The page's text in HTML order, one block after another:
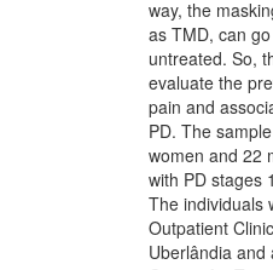
way, the
as TMD, can
untreated. So,
evaluate the
pain and
PD. The
women and 22
with PD stages
The individuals
Outpatient
Uberlândia and